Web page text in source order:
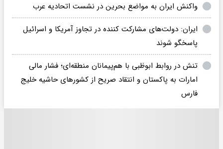
واکنش ایران به مواضع بحرین در نشست اتحادیه عرب
ایران: دولت‌های مشارکت کننده در تجاوز آمریکا و اسرائیل
پاسخگو شوند
تنش در روابط ابوظبی با هم‌پیمانان منطقه‌ای؛ فشار مالی
امارات به پاکستان و انتقاد صریح از کشورهای حاشیه خلیج
فارس